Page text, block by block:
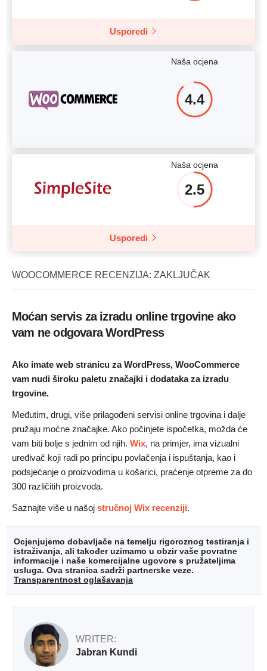
Usporedi
Naša ocjena
4.4
Naša ocjena
2.5
Usporedi
WOOCOMMERCE RECENZIJA: ZAKLJUČAK
Moćan servis za izradu online trgovine ako
vam ne odgovara WordPress
Ako imate web stranicu za WordPress, WooCommerce
vam nudi široku paletu značajki i dodataka za izradu
trgovine.
Međutim, drugi, više prilagođeni servisi online trgovina i dalje
pružaju moćne značajke. Ako počinjete ispočetka, možda će
vam biti bolje s jednim od njih. Wix, na primjer, ima vizualni
uređivač koji radi po principu povlačenja i ispuštanja, kao i
podsjećanje o proizvodima u košarici, praćenje otpreme za do
300 različitih proizvoda.
Saznajte više u našoj stručnoj Wix recenziji.
Ocjenjujemo dobavljače na temelju rigoroznog testiranja i
istraživanja, ali također uzimamo u obzir vaše povratne
informacije i naše komercijalne ugovore s pružateljima
usluga. Ova stranica sadrži partnerske veze.
Transparentnost oglašavanja
WRITER:
Jabran Kundi